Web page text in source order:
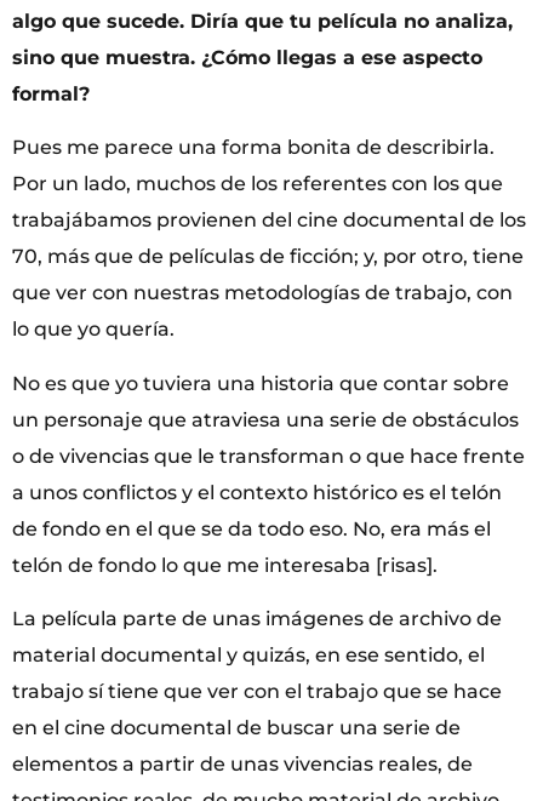
algo que sucede. Diría que tu película no analiza,
sino que muestra. ¿Cómo llegas a ese aspecto
formal?
Pues me parece una forma bonita de describirla.
Por un lado, muchos de los referentes con los que
trabajábamos provienen del cine documental de los
70, más que de películas de ficción; y, por otro, tiene
que ver con nuestras metodologías de trabajo, con
lo que yo quería.
No es que yo tuviera una historia que contar sobre
un personaje que atraviesa una serie de obstáculos
o de vivencias que le transforman o que hace frente
a unos conflictos y el contexto histórico es el telón
de fondo en el que se da todo eso. No, era más el
telón de fondo lo que me interesaba [risas].
La película parte de unas imágenes de archivo de
material documental y quizás, en ese sentido, el
trabajo sí tiene que ver con el trabajo que se hace
en el cine documental de buscar una serie de
elementos a partir de unas vivencias reales, de